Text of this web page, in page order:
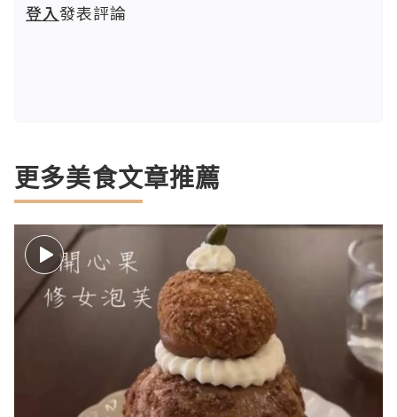
登入發表評論
更多美食文章推薦